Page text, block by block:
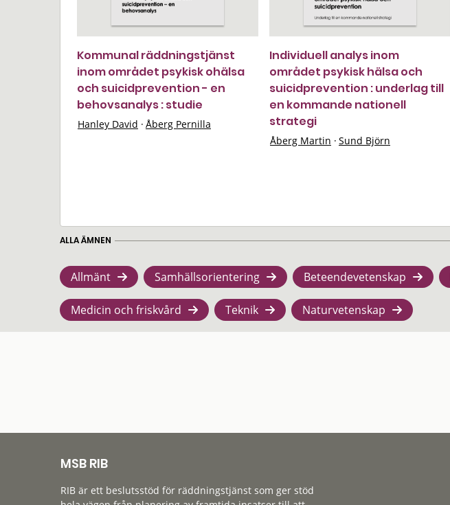
Kommunal räddningstjänst
inom området psykisk ohälsa
och suicidprevention - en
behovsanalys : studie
Hanley David · Åberg Pernilla
Individuell analys inom
området psykisk hälsa och
suicidprevention : underlag till
en kommande nationell
strategi
Åberg Martin · Sund Björn
ALLA ÄMNEN
Allmänt Samhällsorientering Beteendevetenskap
Medicin och friskvård Teknik Naturvetenskap
MSB RIB
RIB är ett beslutsstöd för räddningstjänst som ger stöd